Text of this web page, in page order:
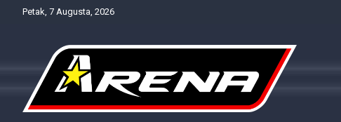
Petak, 7 Augusta, 2026